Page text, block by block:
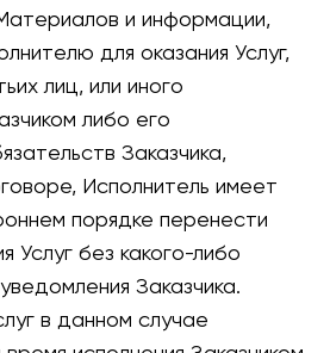
и информации,
для оказания Услуг,
лиц, или иного
либо его
Заказчика,
Исполнитель имеет
порядке перенести
Услуг без какого-либо
Заказчика.
в данном случае